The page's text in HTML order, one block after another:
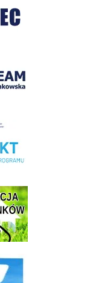
w Gminie Wieliczka
- złóż deklarację